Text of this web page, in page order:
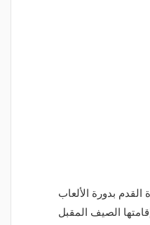
القدم بدورة الألعاب
والمقرر إقامتها الصيف المقبل